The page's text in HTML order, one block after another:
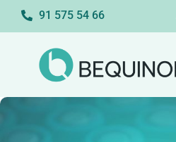
91 575 54 66